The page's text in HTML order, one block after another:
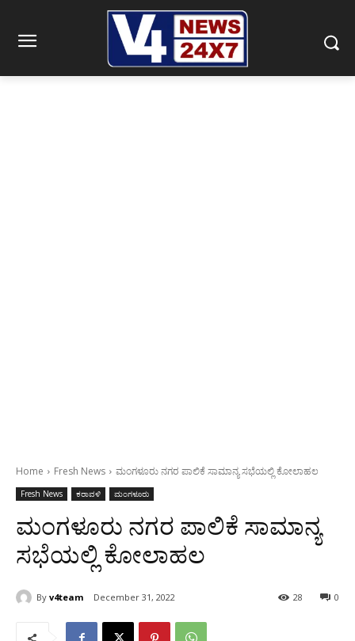
Home Fresh News ಮಂಗಳೂರು ನಗರ ಪಾಲಿಕೆ ಸಾಮಾನ್ಯ ಸಭೆಯಲ್ಲಿ ಕೋಲಾಹಲ
Fresh News ಕರಾವಳಿ ಮಂಗಳೂರು
ಮಂಗಳೂರು ನಗರ ಪಾಲಿಕೆ ಸಾಮಾನ್ಯ
ಸಭೆಯಲ್ಲಿ ಕೋಲಾಹಲ
By v4team December 31, 2022 0
28